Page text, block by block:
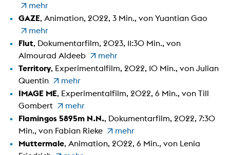
mehr
GAZE, Animation, 2022, 3 Min., von Yuantian Gao
mehr
Flut, Dokumentarfilm, 2023, 11:30 Min., von
Almourad Aldeeb
mehr
Territory, Experimentalfilm, 2022, 10 Min., von Julian
Quentin
mehr
IMAGE ME, Experimentalfilm, 2022, 6 Min., von Till
Gombert
mehr
Flamingos 5895m N.N., Dokumentarfilm, 2022, 7:30
Min., von Fabian Rieke
mehr
Muttermale, Animation, 2022, 6 Min., von Lenia